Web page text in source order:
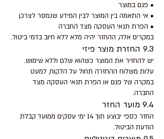
• פגם במוצר
• אי התאמה בין המוצר לבין המידע שנמסר לצרכן
• הפרת תנאי העסקה מצד החברה
במקרים אלה, ההחזר יהיה מלא ללא חיוב בדמי ביטול.
9.3 החזרת מוצר פיזי
יש להחזיר את המוצר כשהוא שלם וללא שימוש.
עלות משלוח ההחזרה תחול על הלקוח, למעט
במקרה של פגם או הפרת תנאי העסקה מצד
החברה.
9.4 מועד החזר
החזר כספי יבוצע תוך 14 ימי עסקים ממועד קבלת
הודעת הביטול.